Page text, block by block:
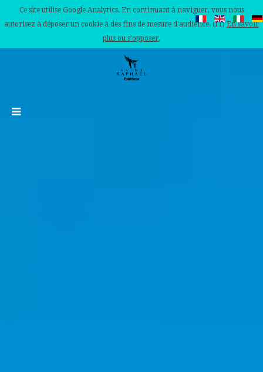
Ce site utilise Google Analytics. En continuant à naviguer, vous nous
autorisez à déposer un cookie à des fins de mesure d'audience. (IT) En savoir
plus ou s'opposer.